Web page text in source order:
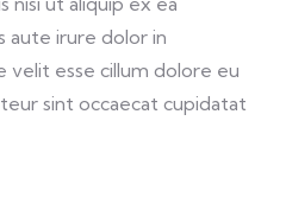
aute irure dolor in
esse cillum dolore eu
sint occaecat cupidatat